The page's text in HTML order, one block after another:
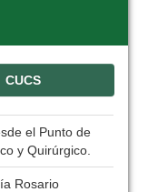
CUCS
el Punto de
y Quirúrgico.
Rosario